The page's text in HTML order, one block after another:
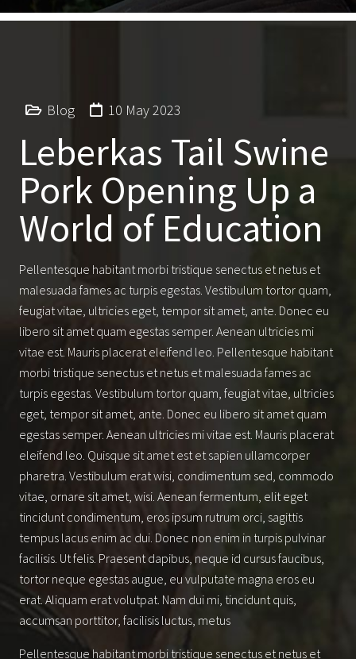
Blog 10 May 2023
Leberkas Tail Swine
Pork Opening Up a
World of Education
Pellentesque habitant morbi tristique senectus et netus et
malesuada fames ac turpis egestas. Vestibulum tortor quam,
feugiat vitae, ultricies eget, tempor sit amet, ante. Donec eu
libero sit amet quam egestas semper. Aenean ultricies mi
vitae est. Mauris placerat eleifend leo. Pellentesque habitant
morbi tristique senectus et netus et malesuada fames ac
turpis egestas. Vestibulum tortor quam, feugiat vitae, ultricies
eget, tempor sit amet, ante. Donec eu libero sit amet quam
egestas semper. Aenean ultricies mi vitae est. Mauris placerat
eleifend leo. Quisque sit amet est et sapien ullamcorper
pharetra. Vestibulum erat wisi, condimentum sed, commodo
vitae, ornare sit amet, wisi. Aenean fermentum, elit eget
tincidunt condimentum, eros ipsum rutrum orci, sagittis
tempus lacus enim ac dui. Donec non enim in turpis pulvinar
facilisis. Ut felis. Praesent dapibus, neque id cursus faucibus,
tortor neque egestas augue, eu vulputate magna eros eu
erat. Aliquam erat volutpat. Nam dui mi, tincidunt quis,
accumsan porttitor, facilisis luctus, metus
Pellentesque habitant morbi tristique senectus et netus et